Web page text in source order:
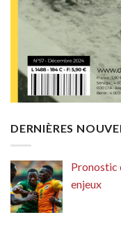
DERNIÈRES
Pronostic
enjeux